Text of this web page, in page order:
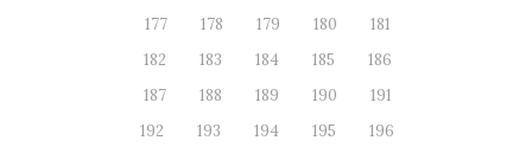
177
178 179 180
181
182
183 184 185
186
187
188 189 190
191
192
193 194 195
196